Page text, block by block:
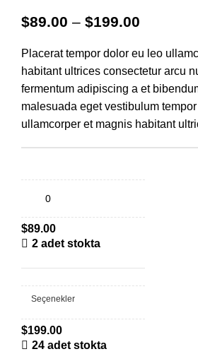
$89.00 – $199.00
Placerat tempor dolor eu leo
habitant ultrices consectetur arcu
fermentum adipiscing a et
malesuada eget vestibulum
ullamcorper et magnis habitant
$89.00
2 adet stokta
Seçenekler
$199.00
24 adet stokta